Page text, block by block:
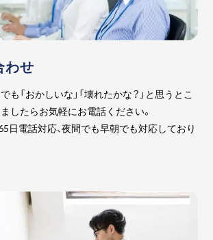
わせ
も「おかしいな」「壊れたかな？」と思うとこ
したらお気軽にお電話ください。
日電話対応、夜間でも早朝でも対応しており